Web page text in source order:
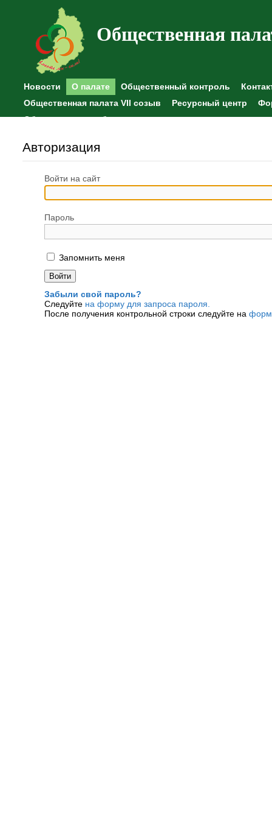
Общественная
Новости О палате Общественный контроль
Общественная палата VII созыв
Ресурсный центр
Общественные наблюдения
Авторизация
Войти на сайт
Пароль
Запомнить меня
Забыли свой пароль?
Следуйте на форму для запроса пароля.
После получения контрольной строки следуйте на